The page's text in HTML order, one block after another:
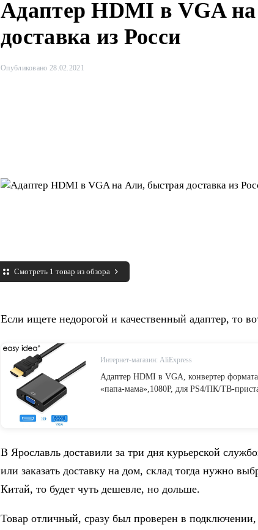
Адаптер HDMI в VGA
доставка из Росси
Опубликовано 28.02.2021
Смотреть 1 товар из обзора
Если ищете недорогой и качественный адаптер, то
Интернет-магазин: AliExpress
Адаптер HDMI в VGA, конвертер
«папа-мама»,1080P, для PS4/ПК/ТВ-
В Ярославль доставили за три дня курьерской
или заказать доставку на дом, склад тогда нужно
Китай, то будет чуть дешевле, но дольше.
Товар отличный, сразу был проверен в подключении,